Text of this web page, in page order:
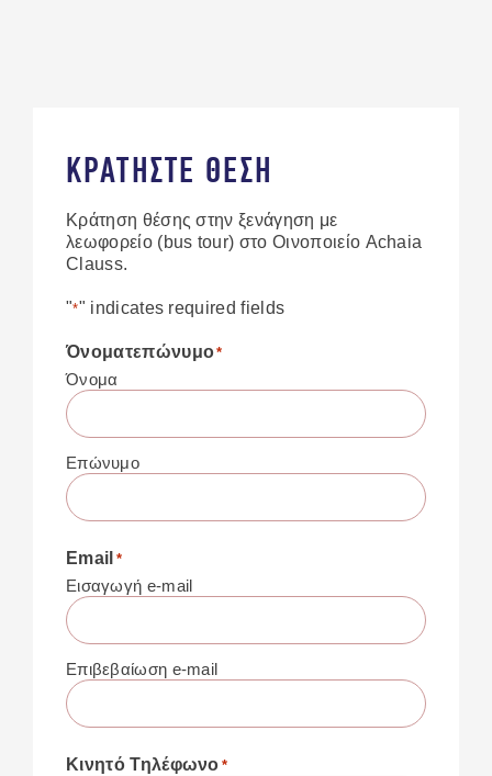
ΚΡΑΤΗΣΤΕ ΘΕΣΗ
Κράτηση θέσης στην ξενάγηση με
λεωφορείο (bus tour) στο Οινοποιείο Achaia
Clauss.
"*" indicates required fields
Όνοματεπώνυμο*
Όνομα
Επώνυμο
Email *
Εισαγωγή e-mail
Επιβεβαίωση e-mail
Κινητό Τηλέφωνο *
WELCOME TO UP 2024
- RECAP TRAILER